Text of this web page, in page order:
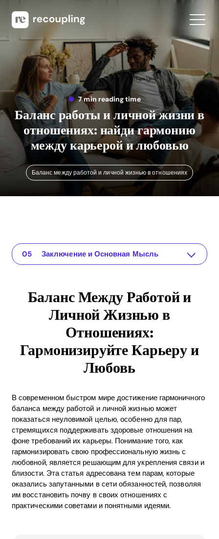
7 min reading time
Баланс работы и личной жизни в
отношениях: найди гармонию
между карьерой и любовью
Баланс между работой и личной жизнью в отношениях
Баланс Между Работой и Личной Жизнью в Отношениях: Гармонизируйте Карьеру и Любовь
The app for your relationship
Понимание Проблемы
Практические Решения и Идеи
Заключение и Основная Мысль
Баланс Между Работой и
Личной Жизнью в
Отношениях:
Гармонизируйте Карьеру и
Любовь
В современном быстром мире достижение гармоничного
баланса между работой и личной жизнью может
показаться неуловимой целью, особенно для пар,
стремящихся поддерживать здоровые отношения на
фоне требований их карьеры. Понимание того, как
гармонизировать свою профессиональную жизнь с
любовной, является решающим для укрепления связи и
близости. Эта статья адресована тем парам, которые
оказались запутанными в сети обязанностей, позволяя
им восстановить почву в своих отношениях с
практическими советами и понятными идеями.